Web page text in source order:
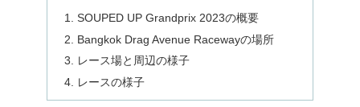
SOUPED UP Grandprix 2023の概要
Bangkok Drag Avenue Racewayの場所
レース場と周辺の様子
レースの様子